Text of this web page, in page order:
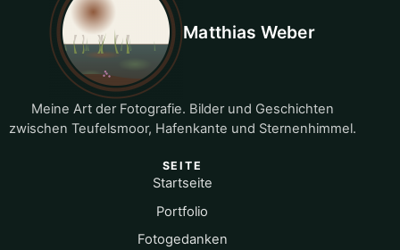
Matthias Weber
Meine Art der Fotografie. Bilder und Geschichten
zwischen Teufelsmoor, Hafenkante und Sternenhimmel.
SEITE
Startseite
Portfolio
Fotogedanken